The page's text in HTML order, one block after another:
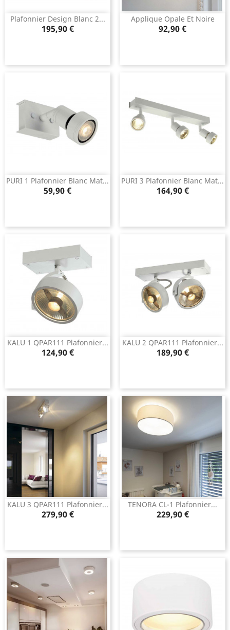
Plafonnier Design Blanc 2...
Prix
195,90 €
Applique Opale Et Noire
Prix
92,90 €
PURI 1 Plafonnier Blanc Mat...
Prix
59,90 €
PURI 3 Plafonnier Blanc Mat...
Prix
164,90 €
KALU 1 QPAR111 Plafonnier...
Prix
124,90 €
KALU 2 QPAR111 Plafonnier...
Prix
189,90 €
KALU 3 QPAR111 Plafonnier...
Prix
279,90 €
TENORA CL-1 Plafonnier...
Prix
229,90 €